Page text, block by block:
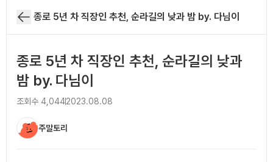
종로 5년 차 직장인 추천, 순라길의 낮과 밤 by. 다님이
종로 5년 차 직장인 추천, 순라길의 낮과
밤 by. 다님이
조회수 4,0442023.08.08
주말토리